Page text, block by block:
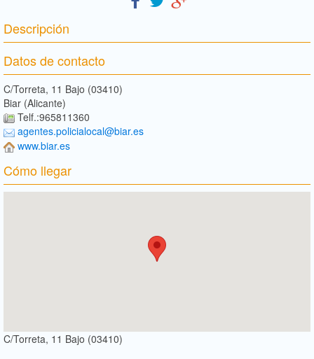
Descripción
Datos de contacto
C/Torreta, 11 Bajo (03410)
Biar (Alicante)
Telf.:965811360
agentes.policialocal@biar.es
www.biar.es
Cómo llegar
C/Torreta, 11 Bajo (03410)